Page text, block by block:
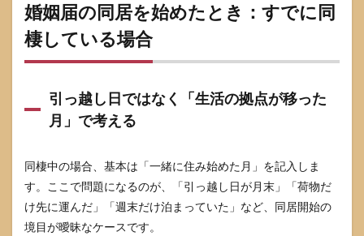
し戻
防ぐ
リス
ト
を始
めた
とき
のチ
ェッ
婚姻届の同居を始めたとき：すでに同
棲している場合
引っ越し日ではなく「生活の拠点が移った
月」で考える
同棲中の場合、基本は「一緒に住み始めた月」を記入しま
す。ここで問題になるのが、「引っ越し日が月末」「荷物だ
け先に運んだ」「週末だけ泊まっていた」など、同居開始の
境目が曖昧なケースです。